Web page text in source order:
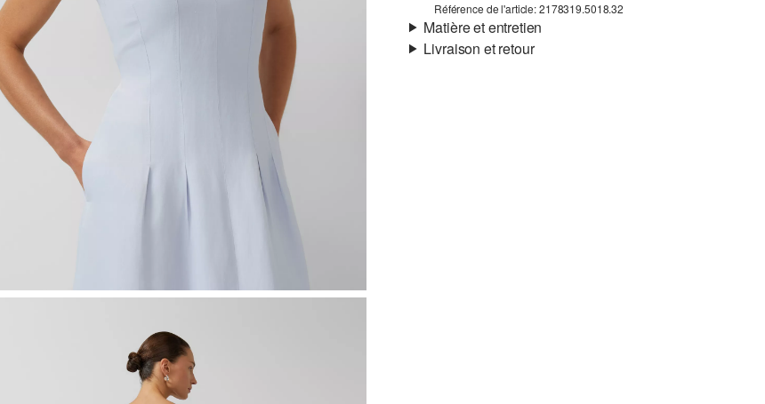
Référence de l'article: 2178319.5018.32
Matière et entretien
Livraison et retour